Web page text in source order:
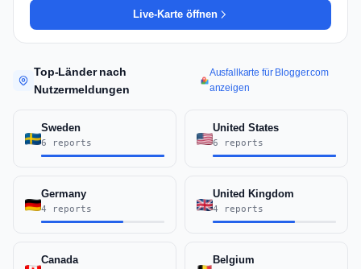
Live-Karte öffnen
Top-Länder nach
Nutzermeldungen
Ausfallkarte für Blogger.com
anzeigen
Sweden
6 reports
United States
6 reports
Germany
4 reports
United Kingdom
4 reports
Canada Belgium